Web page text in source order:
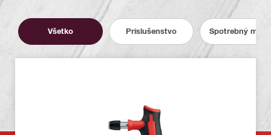
Všetko Príslušenstvo Spotrebný